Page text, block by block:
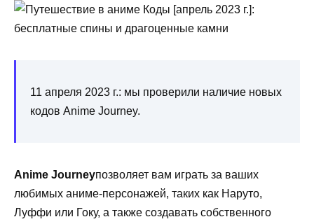
11 апреля 2023 г.: мы проверили наличие новых
кодов Anime Journey.
Anime Journeyпозволяет вам играть за ваших
любимых аниме-персонажей, таких как Наруто,
Луффи или Гоку, а также создавать собственного